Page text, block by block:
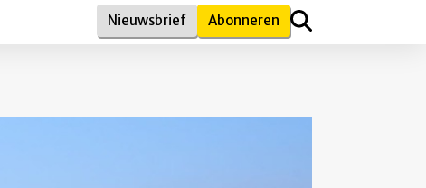
Nieuwsbrief Abonneren